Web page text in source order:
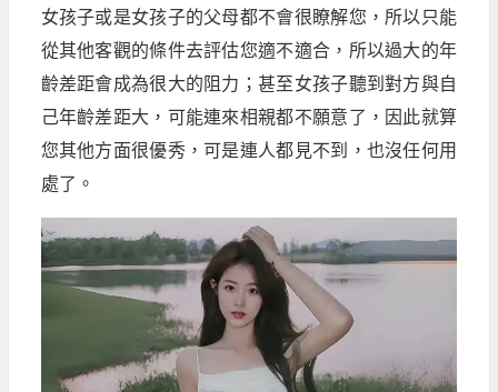
女孩子或是女孩子的父母都不會很瞭解您，所以只能
從其他客觀的條件去評估您適不適合，所以過大的年
齡差距會成為很大的阻力；甚至女孩子聽到對方與自
己年齡差距大，可能連來相親都不願意了，因此就算
您其他方面很優秀，可是連人都見不到，也沒任何用
處了。